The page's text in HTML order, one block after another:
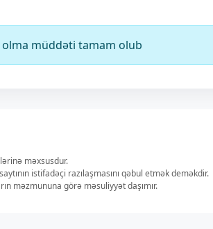
olma müddəti tamam olub
məxsusdur.
istifadəçi razılaşmasını qəbul etmək deməkdir.
məzmununa görə məsuliyyət daşımır.